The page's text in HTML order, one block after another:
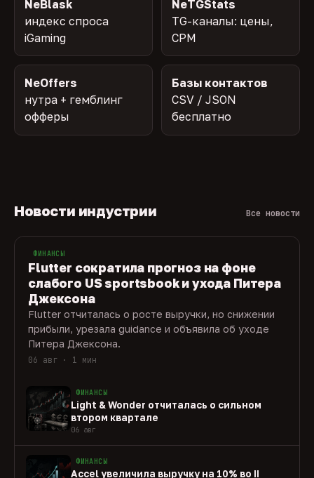
NeBlask
индекс спроса
iGaming
NeTGStats
TG-каналы: цены,
CPM
NeOffers
нутра + гемблинг
офферы
Базы контактов
CSV / JSON
бесплатно
Новости индустрии Все новости
ФИНАНСЫ
Flutter сократила прогноз на фоне
слабого US sportsbook и ухода Питера
Джексона
Flutter отчиталась о росте выручки, но снижении
прибыли, урезала guidance и объявила об уходе
Питера Джексона.
06 авг · 1 мин
ФИНАНСЫ
Light & Wonder отчиталась о сильном
втором квартале
06 авг
ФИНАНСЫ
Accel увеличила выручку на 10% во II